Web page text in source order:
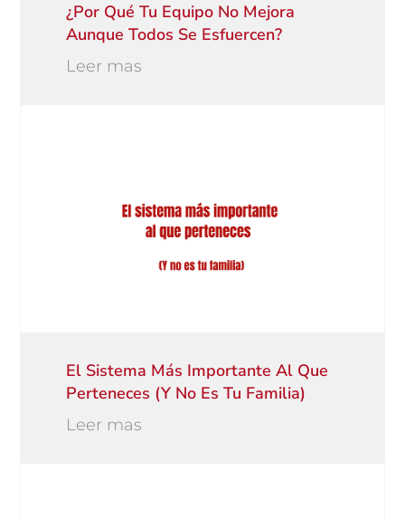
¿Por Qué Tu Equipo No Mejora
Aunque Todos Se Esfuercen?
Leer mas
El Sistema Más Importante Al Que
Perteneces (y No Es Tu Familia)
Leer mas